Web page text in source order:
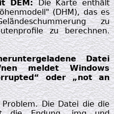
DEM:Die Karte enthält
(DHM), das es
zu
zu berechnen.
Datei
meldet Windows
oder „not an
Die Datei die die